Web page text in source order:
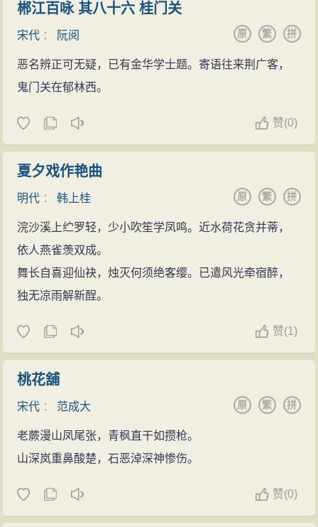
郴江百咏 其八十六 桂门关
宋代 ： 阮阅 拼
繁
原
恶名辨正可无疑，已有金华学士题。寄语往来荆广客，
鬼门关在郁林西。
赞(0)
夏夕戏作艳曲
明代 ：韩上桂 拼
繁
原
浣沙溪上纻罗轻，少小吹笙学凤鸣。近水荷花贪并蒂，
依人燕雀羡双成。
舞长自喜迎仙袂，烛灭何须绝客缨。已遣风光牵宿醉，
独无凉雨解新酲。
赞(1)
桃花舖
宋代 ： 范成大 拼
繁
原
老蕨漫山凤尾张，青枫直干如攒枪。
山深岚重鼻酸楚，石恶淖深神惨伤。
赞(0)